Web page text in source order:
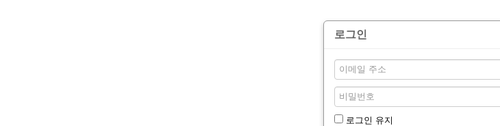
로그인
로그인 유지